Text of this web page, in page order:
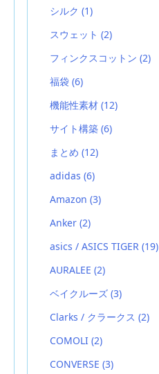
シルク (1)
スウェット (2)
フィンクスコットン (2)
福袋 (6)
機能性素材 (12)
サイト構築 (6)
まとめ (12)
adidas (6)
Amazon (3)
Anker (2)
asics / ASICS TIGER (19)
AURALEE (2)
ベイクルーズ (3)
Clarks / クラークス (2)
COMOLI (2)
CONVERSE (3)